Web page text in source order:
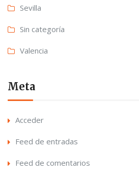
Sevilla
Sin categoría
Valencia
Meta
Acceder
Feed de entradas
Feed de comentarios